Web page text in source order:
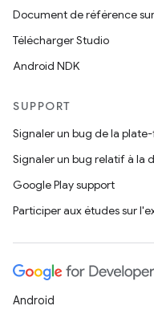
Document de référence sur
Télécharger Studio
Android NDK
SUPPORT
Signaler un bug de la
Signaler un bug relatif à la
Google Play support
Participer aux études sur
Android